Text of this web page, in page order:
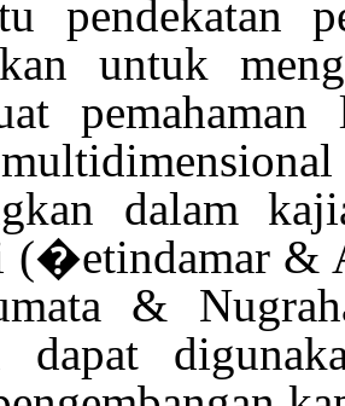
pendekatan
untuk
pemahaman
dalam
(�etindamar&
&
dapat